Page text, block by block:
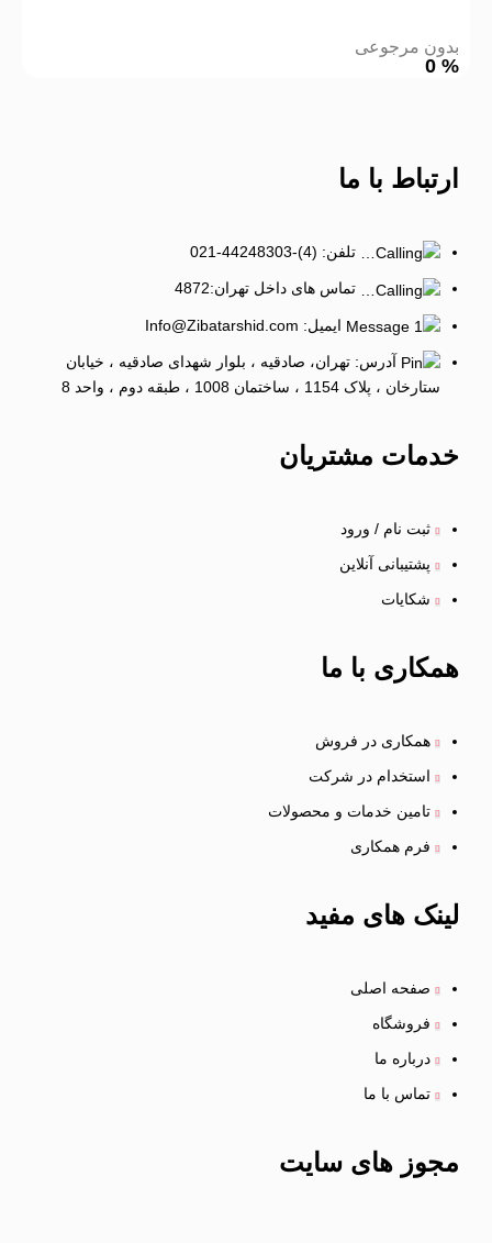
بدون مرجوعی
%
0
ارتباط با ما
تلفن: (4)-44248303-021
تماس های داخل تهران:4872
ایمیل: Info@Zibatarshid.com
آدرس: تهران، صادقیه ، بلوار شهدای صادقیه ، خیابان
ستارخان ، پلاک 1154 ، ساختمان 1008 ، طبقه دوم ، واحد 8
خدمات مشتریان
ثبت نام / ورود
پشتیبانی آنلاین
شکایات
همکاری با ما
همکاری در فروش
استخدام در شرکت
تامین خدمات و محصولات
فرم همکاری
لینک های مفید
صفحه اصلی
فروشگاه
درباره ما
تماس با ما
مجوز های سایت